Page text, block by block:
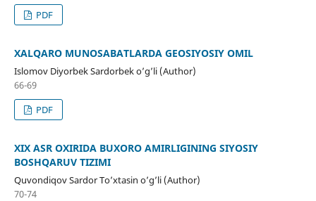
PDF
XALQARO MUNOSABATLARDA GEOSIYOSIY OMIL
Islomov Diyorbek Sardorbek o’g’li (Author)
66-69
PDF
XIX ASR OXIRIDA BUXORO AMIRLIGINING SIYOSIY
BOSHQARUV TIZIMI
Quvondiqov Sardor To’xtasin o’g’li (Author)
70-74